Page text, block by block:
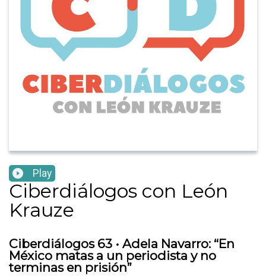
Play
Ciberdiálogos con León
Krauze
Ciberdiálogos 63 • Adela Navarro: “En
México matas a un periodista y no
terminas en prisión”